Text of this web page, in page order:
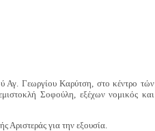
Αγ. Γεωργίου Καρύτση, στο κέντρο τών
Σοφούλη, εξέχων νομικός και
Αριστεράς για την εξουσία.